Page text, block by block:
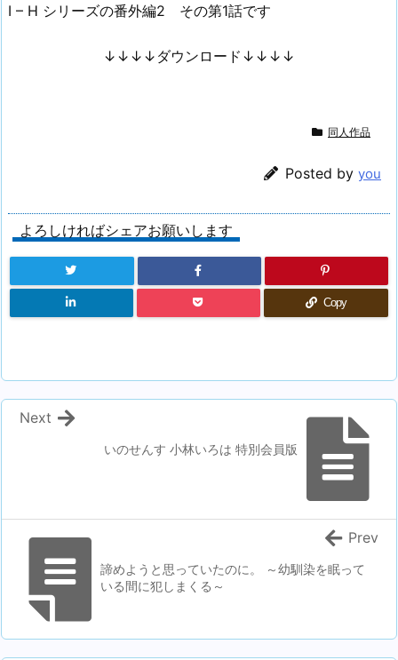
I – H シリーズの番外編2 その第1話です
↓↓↓↓ダウンロード↓↓↓↓
同人作品
Posted by you
よろしければシェアお願いします
Copy
いのせんす 小林いろは 特別会員版
Next
諦めようと思っていたのに。 ～幼馴染を眠って
いる間に犯しまくる～
Prev